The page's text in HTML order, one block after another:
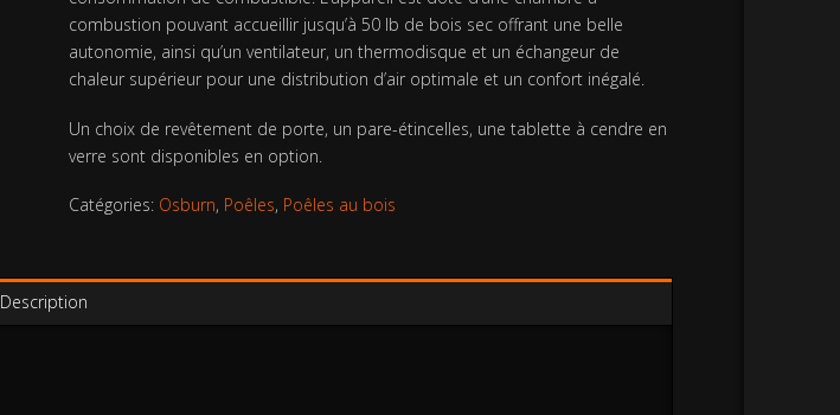
combustion pouvant accueillir jusqu’à 50 lb de bois sec offrant une belle
autonomie, ainsi qu’un ventilateur, un thermodisque et un échangeur de
chaleur supérieur pour une distribution d’air optimale et un confort inégalé.
Un choix de revêtement de porte, un pare-étincelles, une tablette à cendre en
verre sont disponibles en option.
Catégories: Osburn, Poêles, Poêles au bois
Description